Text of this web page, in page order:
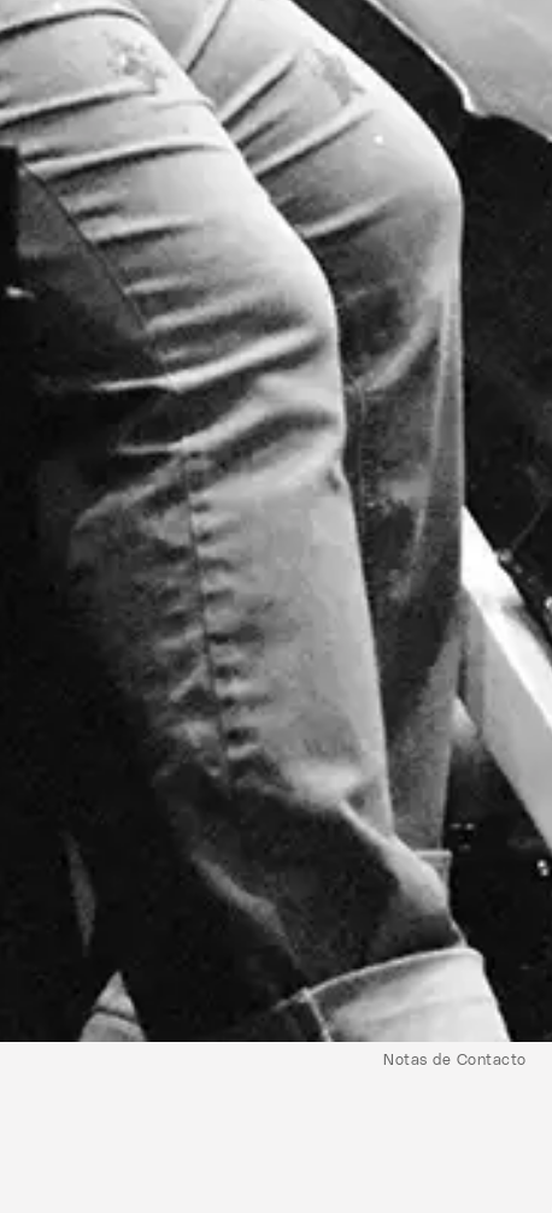
Notas de Contacto